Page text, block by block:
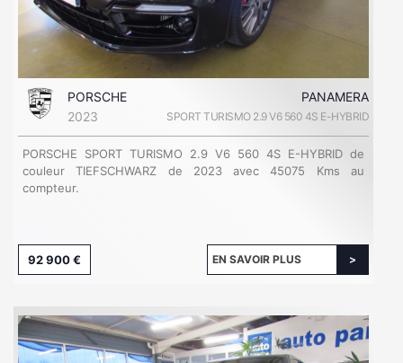
PORSCHE
PANAMERA
2023
SPORT TURISMO 2.9 V6 560 4S E-HYBRID
PORSCHE SPORT TURISMO 2.9 V6 560 4S E-HYBRID de
couleur TIEFSCHWARZ de 2023 avec 45075 Kms au
compteur.
92 900 € EN SAVOIR PLUS